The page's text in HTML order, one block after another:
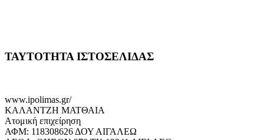
ΤΑΥΤΟΤΗΤΑ ΙΣΤΟΣΕΛΙΔΑΣ
www.ipolimas.gr/
ΚΑΛΑΝΤΖΗ ΜΑΤΘΑΙΑ
Ατομική επιχείρηση
ΑΦΜ: 118308626 ΔΟΥ ΑΙΓΑΛΕΩ